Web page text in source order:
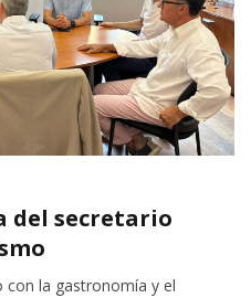
del secretario
la gastronomía y el